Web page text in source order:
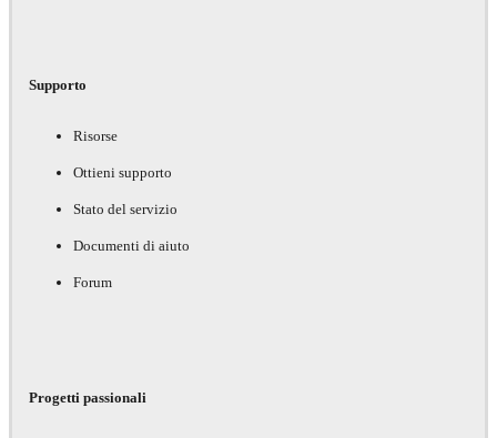
Supporto
Risorse
Ottieni supporto
Stato del servizio
Documenti di aiuto
Forum
Progetti passionali